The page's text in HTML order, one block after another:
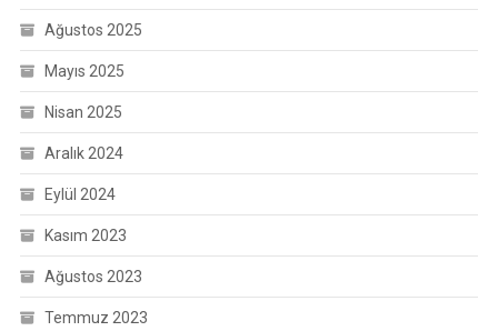
Ağustos 2025
Mayıs 2025
Nisan 2025
Aralık 2024
Eylül 2024
Kasım 2023
Ağustos 2023
Temmuz 2023